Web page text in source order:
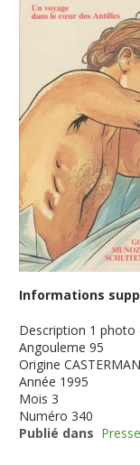
Informations
Description 1 photo
Angouleme 95
Origine CASTERMAN
Année 1995
Mois 3
Numéro 340
Publié dans